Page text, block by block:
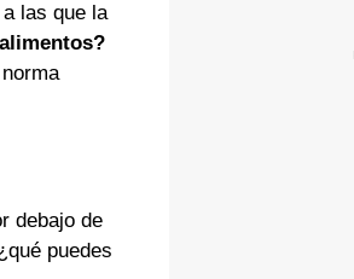
las que la
debajo de
puedes